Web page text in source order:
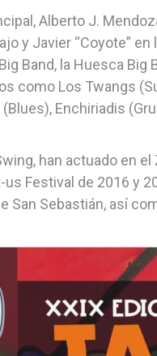
Alberto J.
y Javier “Coyote” en
Band, la Huesca Big
como Los Twangs
Enchiriadis
han actuado en
Festival de 2016 y
San Sebastián, así